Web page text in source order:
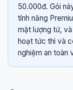
50.000đ. Gói
tính năng
mật lượng tử,
hoạt tức thì và
nghiệm an toàn